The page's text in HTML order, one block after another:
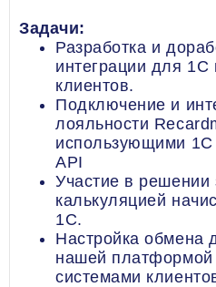
Задачи:
Разработка и
интеграции для 1С
клиентов.
Подключение и
лояльности
использующими
API
Участие в решении
калькуляцией
1С.
Настройка обмена
нашей платформой
системами